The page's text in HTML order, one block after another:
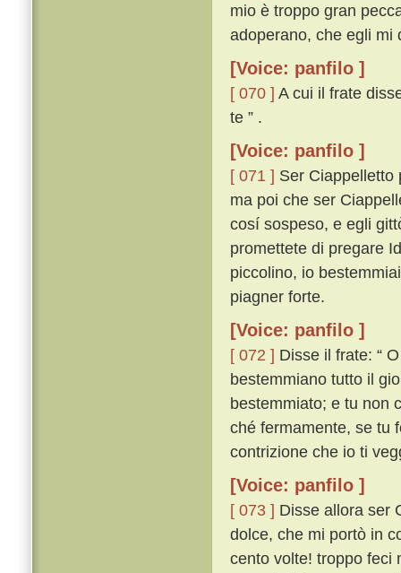
mio è troppo gran
adoperano, che egli mi
[Voice: panfilo ]
[ 070 ] A cui il frate
te ” .
[Voice: panfilo ]
[ 071 ] Ser Ciappelletto
ma poi che ser
cosí sospeso, e egli
promettete di pregare
piccolino, io
piagner forte.
[Voice: panfilo ]
[ 072 ] Disse il frate: “
bestemmiano tutto il
bestemmiato; e tu non
ché fermamente, se tu
contrizione che io ti
[Voice: panfilo ]
[ 073 ] Disse allora ser
dolce, che mi portò in
cento volte! troppo feci